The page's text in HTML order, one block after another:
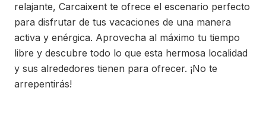
relajante, Carcaixent te ofrece el escenario perfecto
para disfrutar de tus vacaciones de una manera
activa y enérgica. Aprovecha al máximo tu tiempo
libre y descubre todo lo que esta hermosa localidad
y sus alrededores tienen para ofrecer. ¡No te
arrepentirás!